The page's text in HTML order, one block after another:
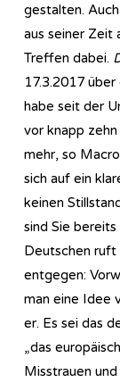
gestalten.
aus seiner Zeit
Treffen dabei.
17.3.2017 über
habe seit der
vor knapp
mehr, so
sich auf ein
keinen
sind Sie
Deutschen ruft
entgegen:
man eine Idee
er. Es sei das
„das
Misstrauen